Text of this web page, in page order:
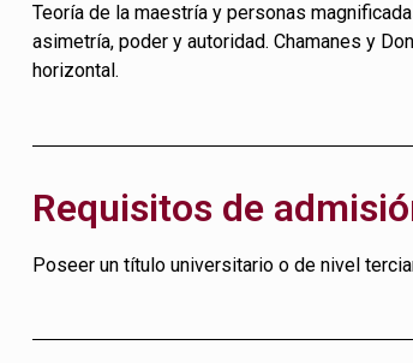
Teoría de la maestría y personas
asimetría, poder y autoridad. Chamanes y
horizontal.
Requisitos de
Poseer un título universitario o de nivel